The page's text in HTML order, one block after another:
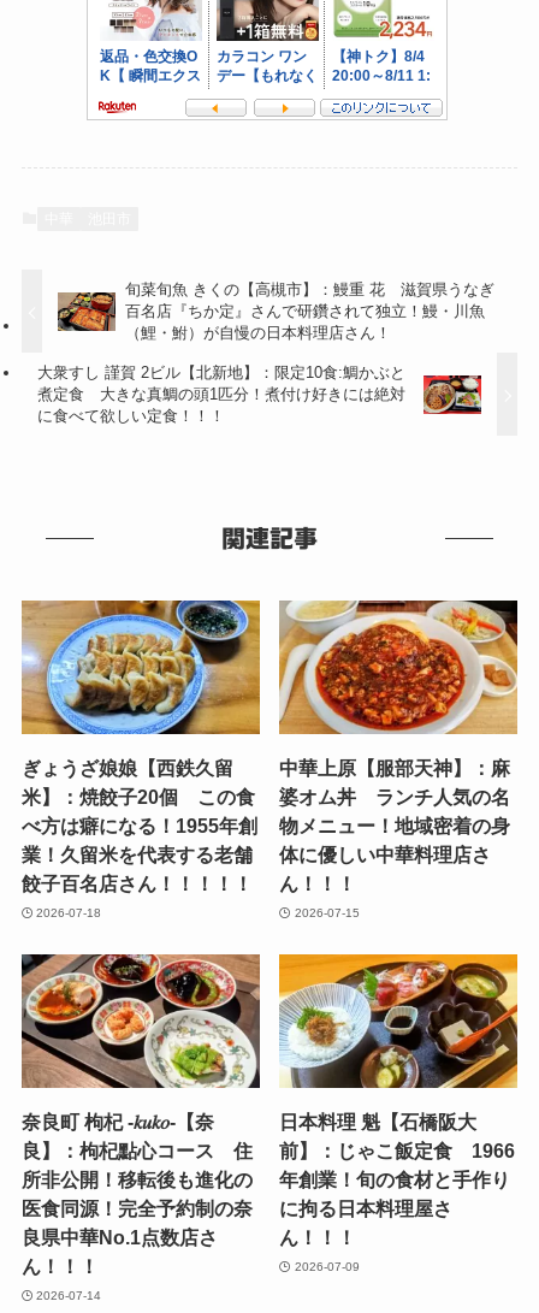
旬菜旬魚 きくの【高槻市】：鰻重 花 滋賀県うなぎ
百名店『ちか定』さんで研鑽されて独立！鰻・川魚
（鯉・鮒）が自慢の日本料理店さん！
大衆すし 謹賀 2ビル【北新地】：限定10食:鯛かぶと
煮定食 大きな真鯛の頭1匹分！煮付け好きには絶対
に食べて欲しい定食！！！
関連記事
ぎょうざ娘娘【西鉄久留
米】：焼餃子20個 この食
べ方は癖になる！1955年創
業！久留米を代表する老舗
餃子百名店さん！！！！！
2026-07-18
中華上原【服部天神】：麻
婆オム丼 ランチ人気の名
物メニュー！地域密着の身
体に優しい中華料理店さ
ん！！！
2026-07-15
奈良町 枸杞 -𝑘𝑢𝑘𝑜-【奈
良】：枸杞點心コース 住
所非公開！移転後も進化の
医食同源！完全予約制の奈
良県中華No.1点数店さ
ん！！！
2026-07-14
日本料理 魁【石橋阪大
前】：じゃこ飯定食 1966
年創業！旬の食材と手作り
に拘る日本料理屋さ
ん！！！
2026-07-09